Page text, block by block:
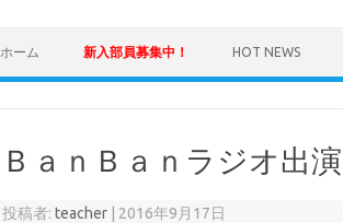
ホーム 新入部員募集中！ HOT NEWS
ＢａｎＢａｎラジオ出演
投稿者:teacher 2016年9月17日